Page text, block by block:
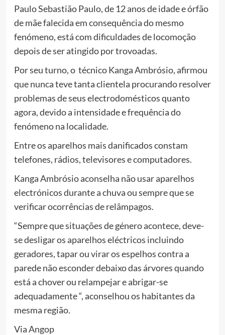
Paulo Sebastião Paulo, de 12 anos de idade e órfão
de mãe falecida em consequência do mesmo
fenómeno, está com dificuldades de locomoção
depois de ser atingido por trovoadas.
Por seu turno, o técnico Kanga Ambrósio, afirmou
que nunca teve tanta clientela procurando resolver
problemas de seus electrodomésticos quanto
agora, devido a intensidade e frequência do
fenómeno na localidade.
Entre os aparelhos mais danificados constam
telefones, rádios, televisores e computadores.
Kanga Ambrósio aconselha não usar aparelhos
electrónicos durante a chuva ou sempre que se
verificar ocorrências de relâmpagos.
“Sempre que situações de género acontece, deve-
se desligar os aparelhos eléctricos incluindo
geradores, tapar ou virar os espelhos contra a
parede não esconder debaixo das árvores quando
está a chover ou relampejar e abrigar-se
adequadamente “, aconselhou os habitantes da
mesma região.
Via Angop